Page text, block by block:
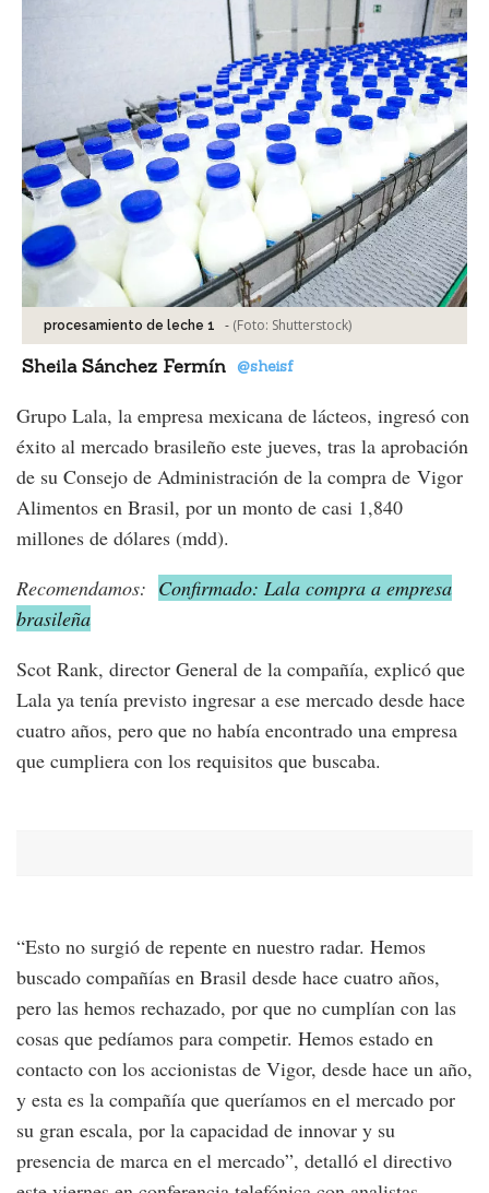
procesamiento de leche 1 - (Foto: Shutterstock)
Sheila Sánchez Fermín @sheisf
Grupo Lala, la empresa mexicana de lácteos, ingresó con
éxito al mercado brasileño este jueves, tras la aprobación
de su Consejo de Administración de la compra de Vigor
Alimentos en Brasil, por un monto de casi 1,840
millones de dólares (mdd).
Recomendamos: Confirmado: Lala compra a empresa
brasileña
Scot Rank, director General de la compañía, explicó que
Lala ya tenía previsto ingresar a ese mercado desde hace
cuatro años, pero que no había encontrado una empresa
que cumpliera con los requisitos que buscaba.
“Esto no surgió de repente en nuestro radar. Hemos
buscado compañías en Brasil desde hace cuatro años,
pero las hemos rechazado, por que no cumplían con las
cosas que pedíamos para competir. Hemos estado en
contacto con los accionistas de Vigor, desde hace un año,
y esta es la compañía que queríamos en el mercado por
su gran escala, por la capacidad de innovar y su
presencia de marca en el mercado”, detalló el directivo